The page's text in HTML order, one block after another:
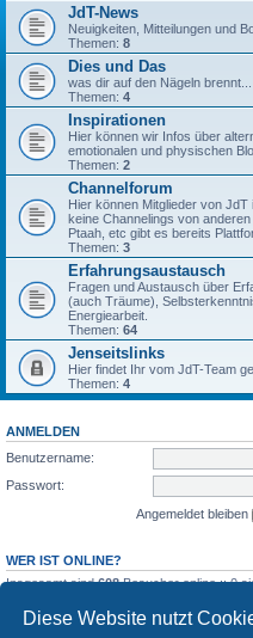
Diese Website nutzt
JdT-News
Neuigkeiten, Mitteilungen und
Themen: 8
Dies und Das
was dir auf den Nägeln brennt...
Themen: 4
Inspirationen
Hier können wir Infos über
emotionalen und physischen
Themen: 2
Channelforum
Hier können Mitglieder von
keine Channelings von
Ptaah, etc gibt es bereits
Themen: 3
Erfahrungsaustausch
Fragen und Austausch über
(auch Träume),
Energiearbeit.
Themen: 64
Jenseitslinks
Hier findet Ihr vom JdT-Team
Themen: 4
ANMELDEN
Benutzername:
Passwort:
Angemeldet bleiben
WER IST ONLINE?
Insgesamt sind608Besucher online :: 0
Der Besucherrekord liegt bei2107